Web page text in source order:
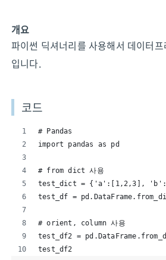
개요
파이썬 딕셔너리를 사용해서 데이터
입니다.
코드
# Pandas
import pandas as pd
# from dict 사용
test_dict = {'a':[1,2,3],
test_df =
# orient, column 사용
test_df2 =
test_df2